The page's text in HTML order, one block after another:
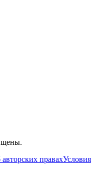
правахУсловия